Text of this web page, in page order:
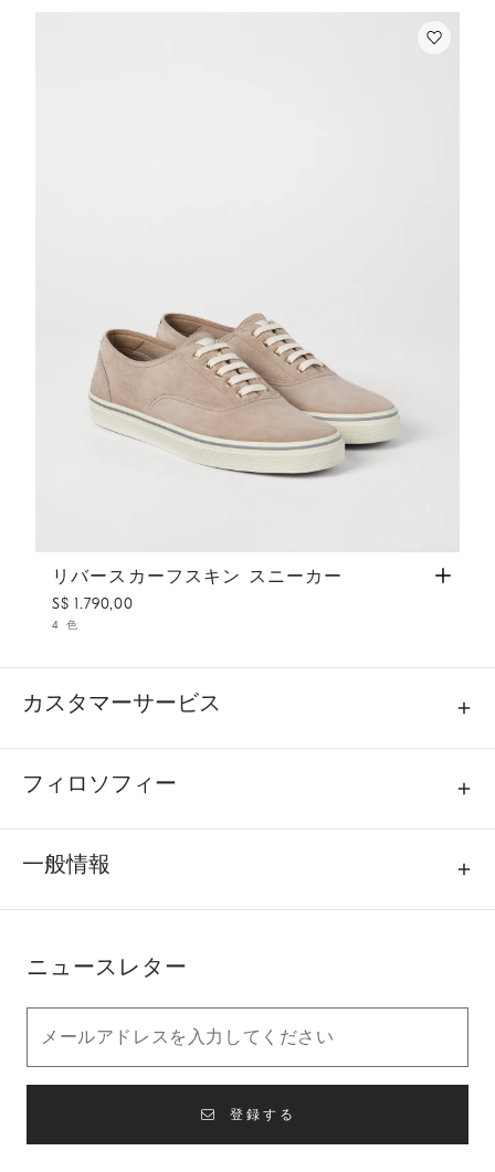
リバースカーフスキン スニーカー ベージュ
リバースカーフスキン スニーカー
S$ 1.790,00
4 色
カスタマーサービス
フィロソフィー
一般情報
ニュースレター
登録する